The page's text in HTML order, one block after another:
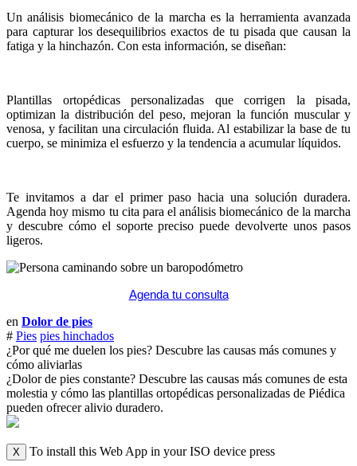
Un análisis biomecánico de la marcha es la herramienta avanzada
para capturar los desequilibrios exactos de tu pisada que causan la
fatiga y la hinchazón. Con esta información, se diseñan:
Plantillas ortopédicas personalizadas que corrigen la pisada,
optimizan la distribución del peso, mejoran la función muscular y
venosa, y facilitan una circulación fluida. Al estabilizar la base de tu
cuerpo, se minimiza el esfuerzo y la tendencia a acumular líquidos.
Te invitamos a dar el primer paso hacia una solución duradera.
Agenda hoy mismo tu cita para el análisis biomecánico de la marcha
y descubre cómo el soporte preciso puede devolverte unos pasos
ligeros.
Agenda tu consulta
en Dolor de pies
# Pies pies hinchados
¿Por qué me duelen los pies? Descubre las causas más comunes y
cómo aliviarlas
¿Dolor de pies constante? Descubre las causas más comunes de esta
molestia y cómo las plantillas ortopédicas personalizadas de Piédica
pueden ofrecer alivio duradero.
X To install this Web App in your ISO device press